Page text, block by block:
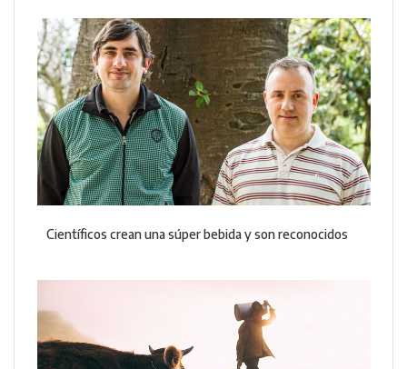
Científicos crean una súper bebida y son reconocidos